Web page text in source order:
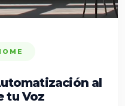
al
tu Voz